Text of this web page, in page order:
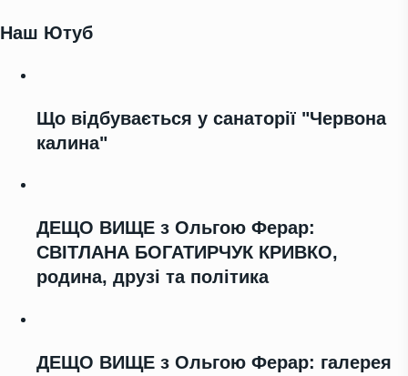
Наш Ютуб
Що відбувається у санаторії "Червона
калина"
ДЕЩО ВИЩЕ з Ольгою Ферар:
СВІТЛАНА БОГАТИРЧУК КРИВКО,
родина, друзі та політика
ДЕЩО ВИЩЕ з Ольгою Ферар: галерея